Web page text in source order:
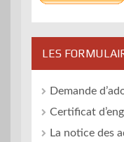
LES
Demande
Certificat
La notice des